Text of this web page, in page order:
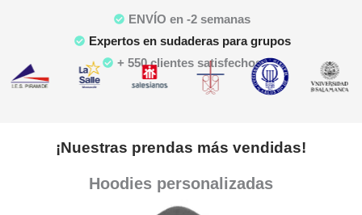
ENVÍO en -2 semanas
Expertos en sudaderas para grupos
+ 550 clientes satisfechos
¡Nuestras prendas más vendidas!
Hoodies personalizadas
Para colegios -